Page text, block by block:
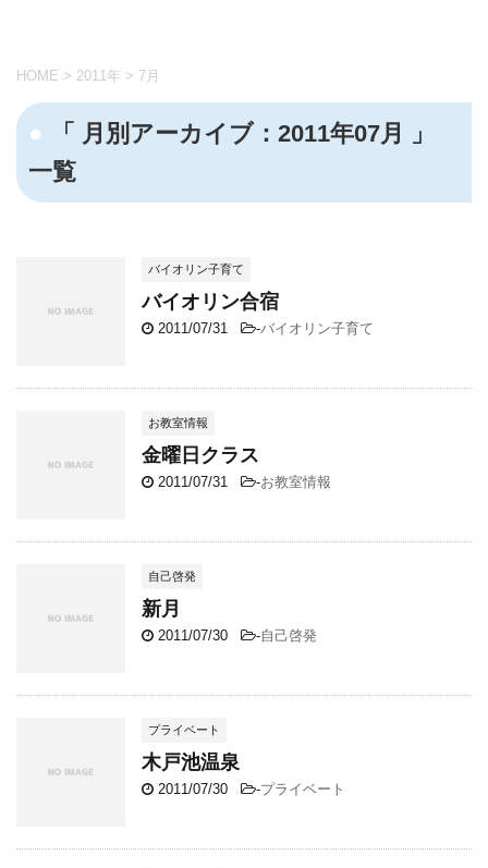
HOME > 2011年 > 7月
「 月別アーカイブ：2011年07月 」
一覧
バイオリン子育て
バイオリン合宿
2011/07/31 -バイオリン子育て
お教室情報
金曜日クラス
2011/07/31 -お教室情報
自己啓発
新月
2011/07/30 -自己啓発
プライベート
木戸池温泉
2011/07/30 -プライベート